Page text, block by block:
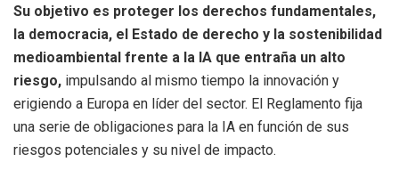
Su objetivo es proteger los derechos fundamentales,
la democracia, el Estado de derecho y la sostenibilidad
medioambiental frente a la IA que entraña un alto
riesgo, impulsando al mismo tiempo la innovación y
erigiendo a Europa en líder del sector. El Reglamento fija
una serie de obligaciones para la IA en función de sus
riesgos potenciales y su nivel de impacto.